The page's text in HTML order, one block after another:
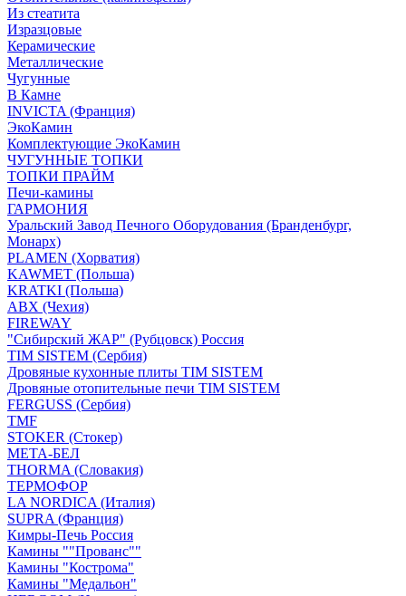
Из стеатита
Изразцовые
Керамические
Металлические
Чугунные
В Камне
INVICTA (Франция)
ЭкоКамин
Комплектующие ЭкоКамин
ЧУГУННЫЕ ТОПКИ
ТОПКИ ПРАЙМ
Печи-камины
ГАРМОНИЯ
Уральский Завод Печного Оборудования (Бранденбург,
Монарх)
PLAMEN (Хорватия)
KAWMET (Польша)
KRATKI (Польша)
ABX (Чехия)
FIREWAY
"Сибирский ЖАР" (Рубцовск) Россия
TIM SISTEM (Сербия)
Дровяные кухонные плиты TIM SISTEM
Дровяные отопительные печи TIM SISTEM
FERGUSS (Сербия)
TMF
STOKER (Стокер)
МЕТА-БЕЛ
THORMA (Словакия)
ТЕРМОФОР
LA NORDICA (Италия)
SUPRA (Франция)
Кимры-Печь Россия
Камины ""Прованс""
Камины "Кострома"
Камины "Медальон"